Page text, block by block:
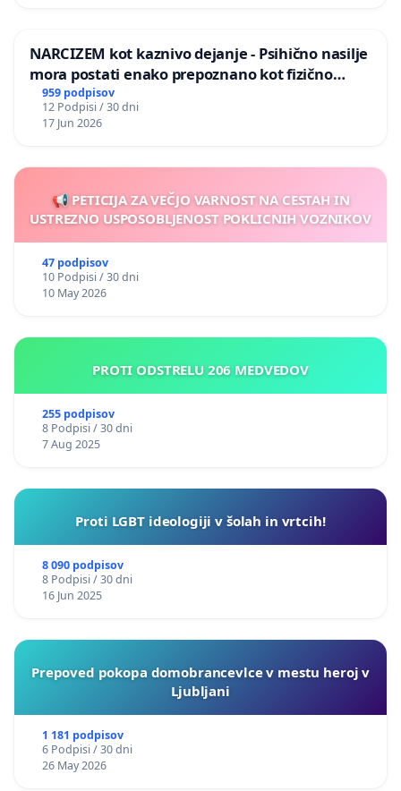
NARCIZEM kot kaznivo dejanje - Psihično nasilje
mora postati enako prepoznano kot fizično
nasilje
959 podpisov
12 Podpisi / 30 dni
17 Jun 2026
📢 PETICIJA ZA VEČJO VARNOST NA CESTAH IN
USTREZNO USPOSOBLJENOST POKLICNIH VOZNIKOV
47 podpisov
10 Podpisi / 30 dni
10 May 2026
PROTI ODSTRELU 206 MEDVEDOV
255 podpisov
8 Podpisi / 30 dni
7 Aug 2025
Proti LGBT ideologiji v šolah in vrtcih!
8 090 podpisov
8 Podpisi / 30 dni
16 Jun 2025
Prepoved pokopa domobrancevlce v mestu heroj v
Ljubljani
1 181 podpisov
6 Podpisi / 30 dni
26 May 2026